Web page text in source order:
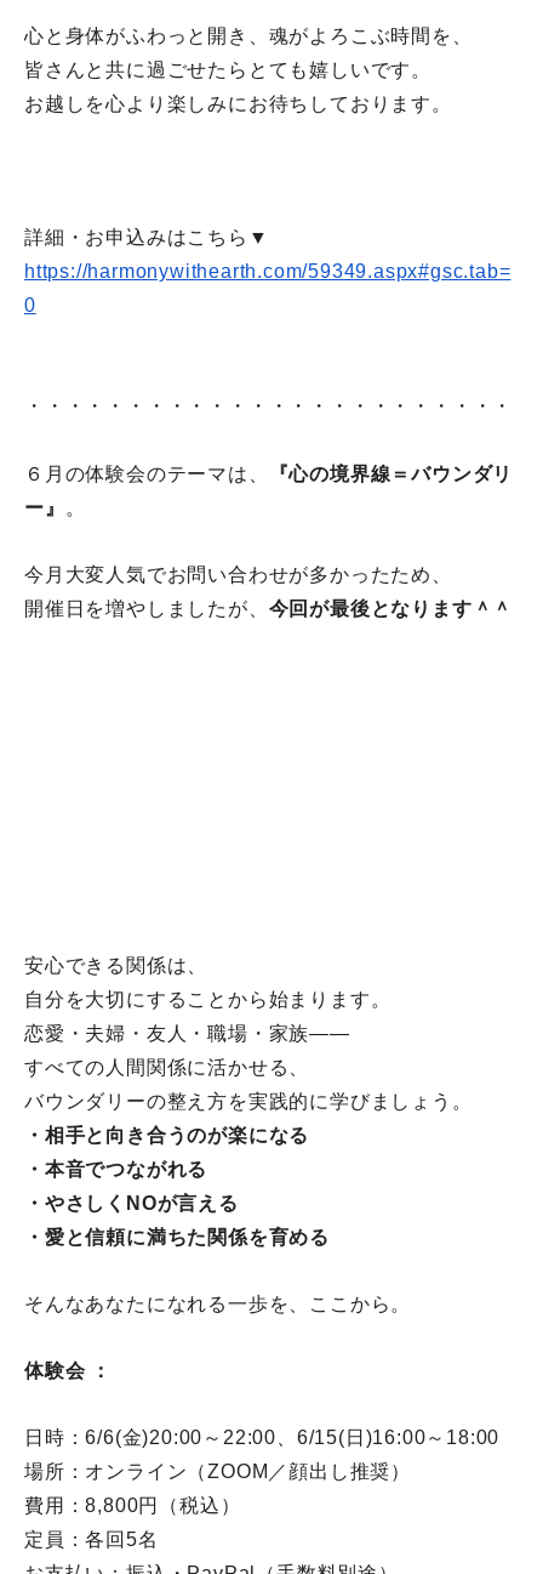
心と身体がふわっと開き、魂がよろこぶ時間を、
皆さんと共に過ごせたらとても嬉しいです。
お越しを心より楽しみにお待ちしております。
詳細・お申込みはこちら▼
https://harmonywithearth.com/59349.aspx#gsc.tab=
0
・・・・・・・・・・・・・・・・・・・・・・・・
６月の体験会のテーマは、
『心の境界線＝バウンダリ
ー』 。
今月大変人気でお問い合わせが多かったため、
開催日を増やしましたが、 今回が最後となります＾＾
安心できる関係は、
自分を大切にすることから始まります。
恋愛・夫婦・友人・職場・家族――
すべての人間関係に活かせる、
バウンダリーの整え方を実践的に学びましょう。
・相手と向き合うのが楽になる
・本音でつながれる
・やさしくNOが言える
・愛と信頼に満ちた関係を育める
そんなあなたになれる一歩を、ここから。
体験会 ：
日時：6/6(金)20:00～22:00、6/15(日)16:00～18:00
場所：オンライン（ZOOM／顔出し推奨）
費用：8,800円（税込）
定員：各回5名